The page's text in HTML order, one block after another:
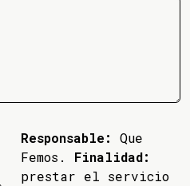
Responsable:
Que
Femos. Finalidad:
prestar el servicio